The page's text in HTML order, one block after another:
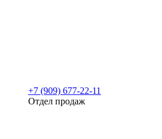
+7 (909) 677-22-11
Отдел продаж